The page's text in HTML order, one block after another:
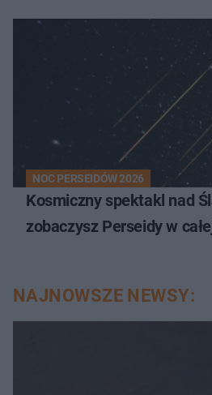
NOC PERSEIDÓW 2026
Kosmiczny spektakl nad
zobaczysz Perseidy w
NAJNOWSZE NEWSY: